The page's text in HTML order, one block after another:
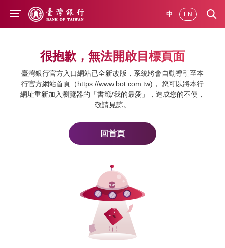
前往主要內容
中 EN
很抱歉，無法開啟目標頁面
臺灣銀行官方入口網站已全新改版，系統將會自動導引至本
行官方網站首頁（https://www.bot.com.tw)， 您可以將本行
網址重新加入瀏覽器的「書籤/我的最愛」，造成您的不便，
敬請見諒。
回首頁